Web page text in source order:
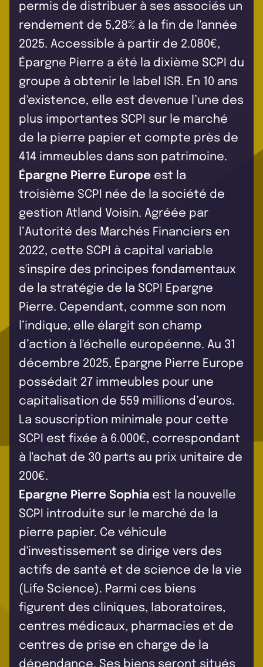
permis de distribuer à ses associés un
rendement de 5,28% à la fin de l'année
2025. Accessible à partir de 2.080€,
Épargne Pierre a été la dixième SCPI du
groupe à obtenir le label ISR. En 10 ans
d'existence, elle est devenue l’une des
plus importantes SCPI sur le marché
de la pierre papier et compte près de
414 immeubles dans son patrimoine.
Épargne Pierre Europe est la
troisième SCPI née de la société de
gestion Atland Voisin. Agréée par
l’Autorité des Marchés Financiers en
2022, cette SCPI à capital variable
s'inspire des principes fondamentaux
de la stratégie de la SCPI Epargne
Pierre. Cependant, comme son nom
l’indique, elle élargit son champ
d’action à l'échelle européenne. Au 31
décembre 2025, Épargne Pierre Europe
possédait 27 immeubles pour une
capitalisation de 559 millions d’euros.
La souscription minimale pour cette
SCPI est fixée à 6.000€, correspondant
à l'achat de 30 parts au prix unitaire de
200€.
Epargne Pierre Sophia est la nouvelle
SCPI introduite sur le marché de la
pierre papier. Ce véhicule
d'investissement se dirige vers des
actifs de santé et de science de la vie
(Life Science). Parmi ces biens
figurent des cliniques, laboratoires,
centres médicaux, pharmacies et de
centres de prise en charge de la
dépendance. Ses biens seront situés